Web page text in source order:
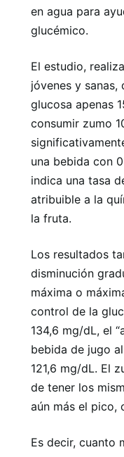
en agua para
glucémico.
El estudio,
jóvenes y
glucosa apenas
consumir zumo
una bebida con
indica una tasa
atribuible a la
la fruta.
Los resultados
disminución
máxima o
control de la
134,6 mg/dL, el
bebida de jugo
121,6 mg/dL. El
de tener los
aún más el pico,
Es decir, cuanto